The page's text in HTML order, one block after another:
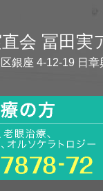
会 冨田
銀座 4-12-19 日章